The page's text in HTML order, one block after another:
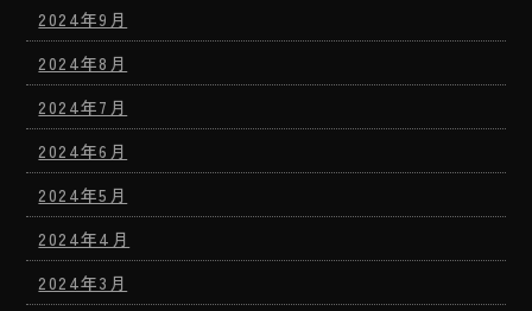
2024年9月
2024年8月
2024年7月
2024年6月
2024年5月
2024年4月
2024年3月